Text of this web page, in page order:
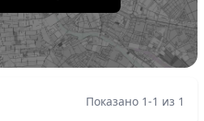
Показано 1-1 из 1